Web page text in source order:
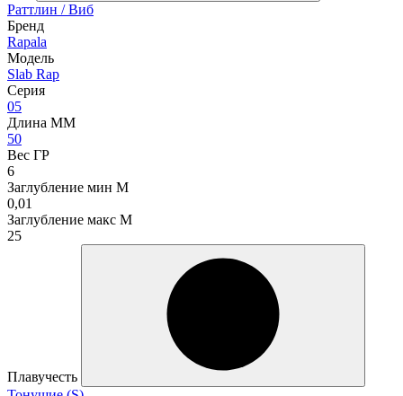
Раттлин / Виб
Бренд
Rapala
Модель
Slab Rap
Серия
05
Длина ММ
50
Вес ГР
6
Заглубление мин М
0,01
Заглубление макс М
25
Плавучесть